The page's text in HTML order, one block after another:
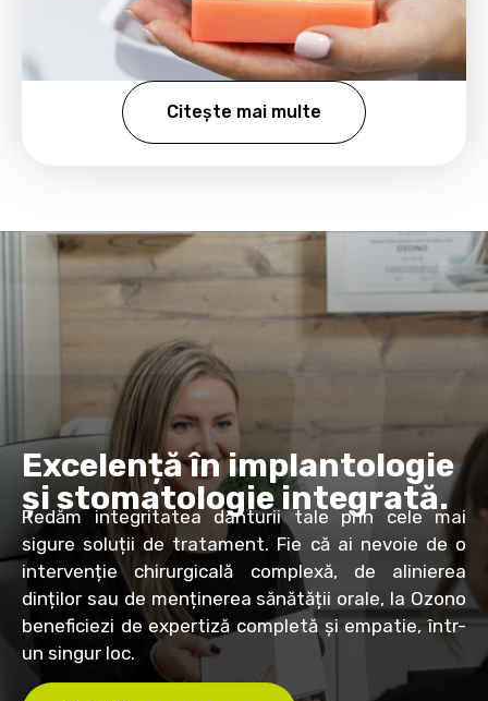
Citește mai multe
Excelență în implantologie
și stomatologie integrată.
Redăm integritatea danturii tale prin cele mai
sigure soluții de tratament. Fie că ai nevoie de o
intervenție chirurgicală complexă, de alinierea
dinților sau de menținerea sănătății orale, la Ozono
beneficiezi de expertiză completă și empatie, într-
un singur loc.